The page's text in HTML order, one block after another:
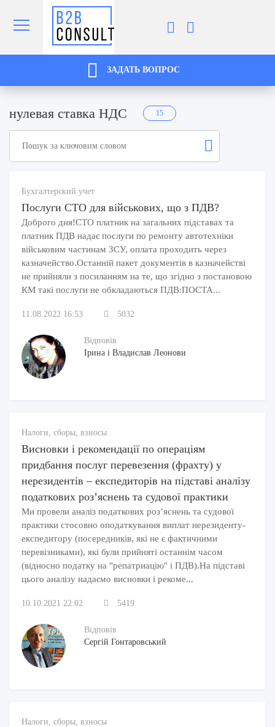
ЗАДАТЬ ВОПРОС
нулевая ставка НДС 15
Бухгалтерский учет
Послуги СТО для військових, що з ПДВ?
Доброго дня!СТО платник на загальних підставах та
платник ПДВ надає послуги по ремонту автотехніки
військовим частинам ЗСУ, оплата проходить через
казначейство.Останній пакет документів в казначействі
не прийняли з посиланням на те, що згідно з постановою
КМ такі послуги не обкладаються ПДВ:ПОСТА...
11.08.2022 16:53 5032
Відповів
Ірина і Владислав Леонови
Налоги, сборы, взносы
Висновки і рекомендації по операціям
придбання послуг перевезення (фрахту) у
нерезидентів – експедиторів на підставі аналізу
податкових роз’яснень та судової практики
Ми провели аналіз податкових роз’яснень та судової
практики стосовно оподаткування виплат нерезиденту-
експедитору (посередників, які не є фактичними
перевізниками), які були прийняті останнім часом
(відносно податку на "репатриацію" і ПДВ).На підставі
цього аналізу надаємо висновки і рекоме...
10.10.2021 22:02 5419
Відповів
Сергій Гонтаровський
Налоги, сборы, взносы